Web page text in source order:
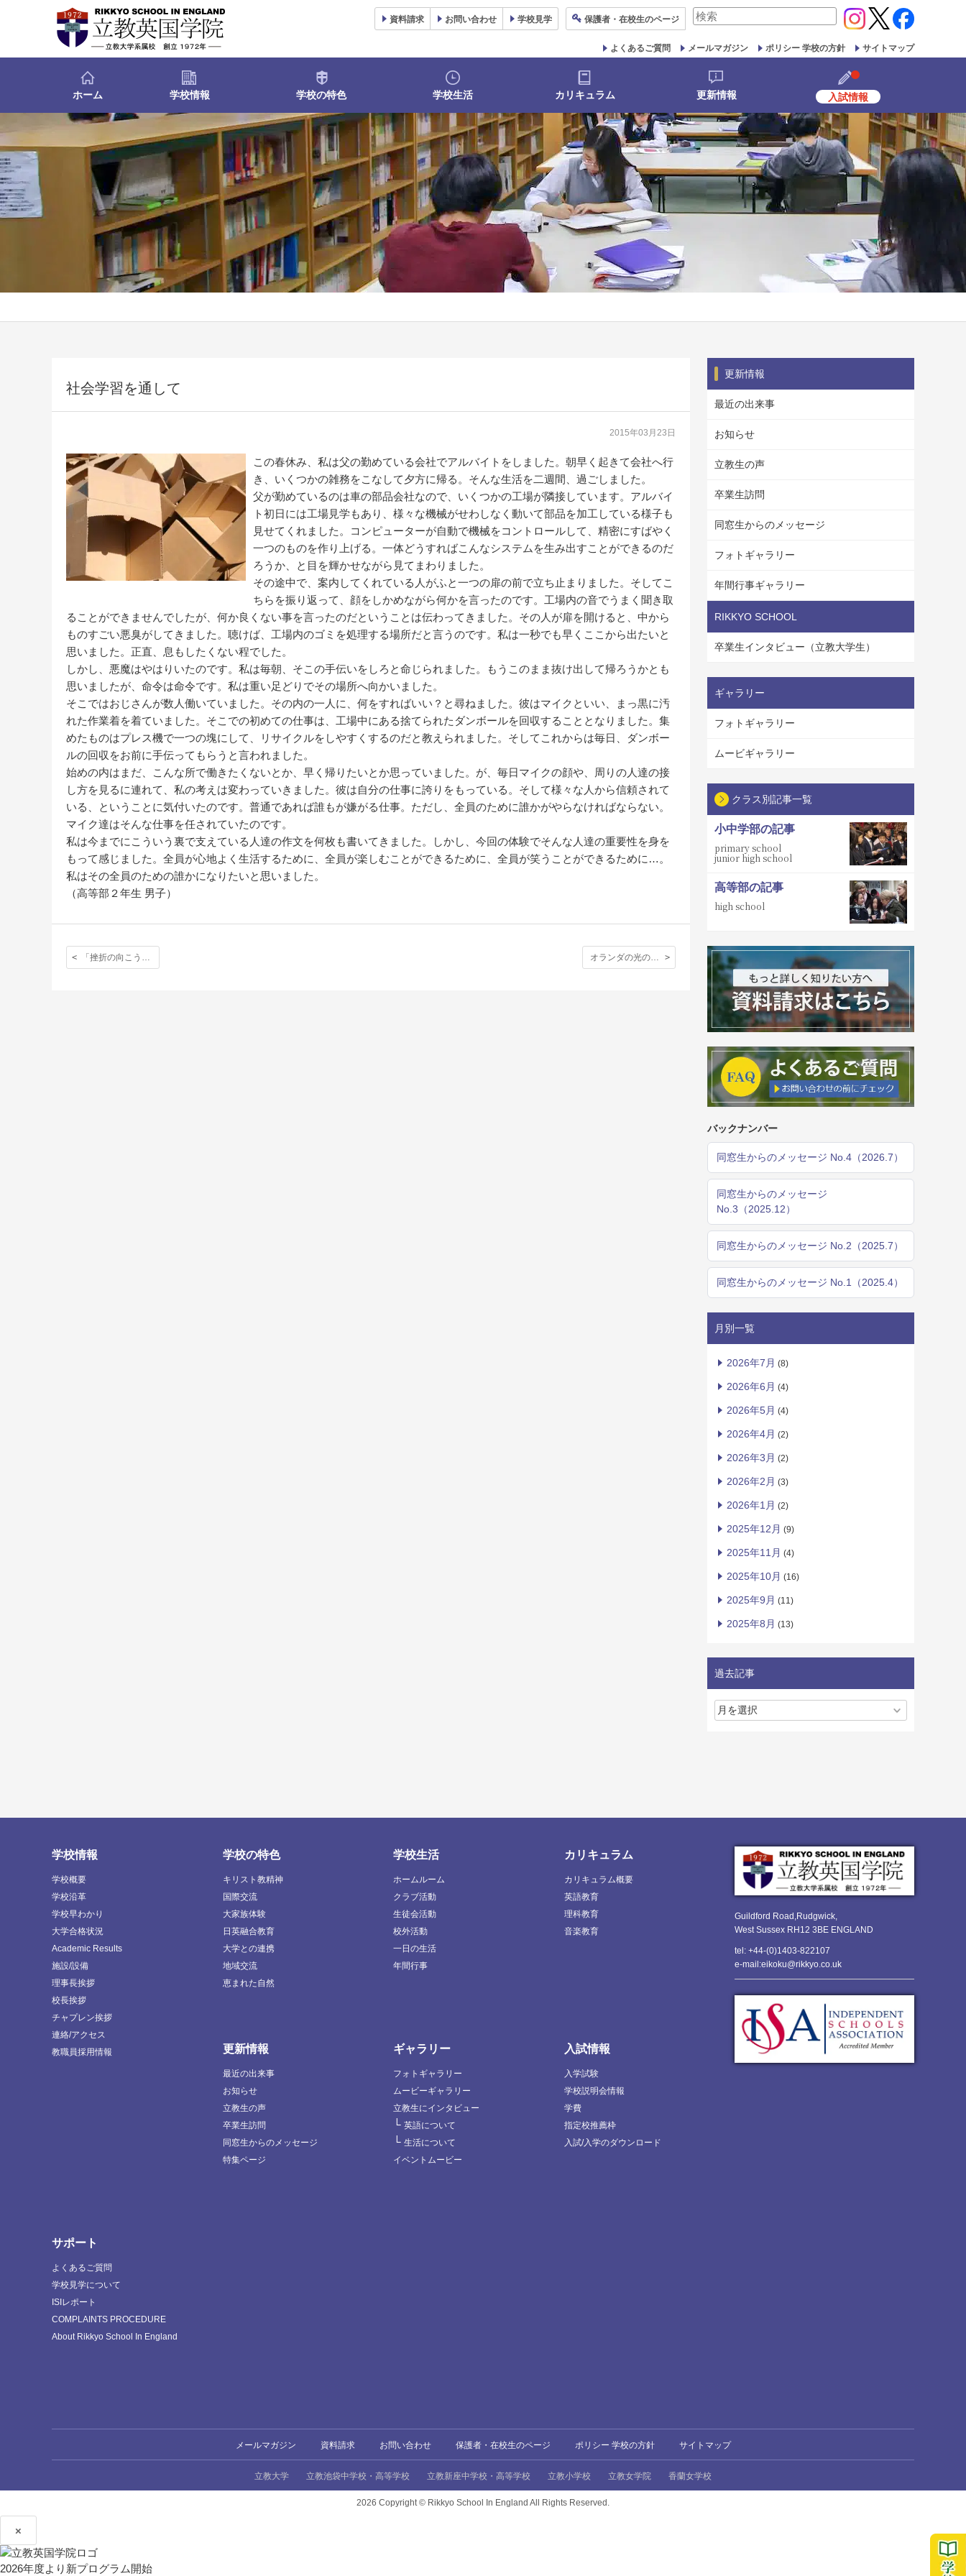
資料請求 お問い合わせ 学校見学 保護者 ・在校生のページ
検
対
象:
よくあるご質問 メールマガジン ポリシー 学校の方針 サイトマップ
ホーム 学校情報 学校の特色 学校生活 カリキュラム 更新情報 入試情報
社会学習を通して
2015年03月23日
この春休み、私は父の勤めている会社でアルバイトをしました。朝早く起きて会社へ行
き、いくつかの雑務をこなして夕方に帰る。そんな生活を二週間、過ごしました。
父が勤めているのは車の部品会社なので、いくつかの工場が隣接しています。アルバイ
ト初日には工場見学もあり、様々な機械がせわしなく動いて部品を加工している様子も
見せてくれました。コンピューターが自動で機械をコントロールして、精密にすばやく
一つのものを作り上げる。一体どうすればこんなシステムを生み出すことができるのだ
ろうか、と目を輝かせながら見てまわりました。
その途中で、案内してくれている人がふと一つの扉の前で立ち止まりました。そしてこ
ちらを振り返って、顔をしかめながら何かを言ったのです。工場内の音でうまく聞き取
ることができませんでしたが、何か良くない事を言ったのだということは伝わってきました。その人が扉を開けると、中から
ものすごい悪臭がしてきました。聴けば、工場内のゴミを処理する場所だと言うのです。私は一秒でも早くここから出たいと
思いました。正直、息もしたくない程でした。
しかし、悪魔はやはりいたのです。私は毎朝、そこの手伝いをしろと命じられました。もうこのまま抜け出して帰ろうかとも
思いましたが、命令は命令です。私は重い足どりでその場所へ向かいました。
そこではおじさんが数人働いていました。その内の一人に、何をすればいい？と尋ねました。彼はマイクといい、まっ黒に汚
れた作業着を着ていました。そこでの初めての仕事は、工場中にある捨てられたダンボールを回収することとなりました。集
めたものはプレス機で一つの塊にして、リサイクルをしやすくするのだと教えられました。そしてこれからは毎日、ダンボー
ルの回収をお前に手伝ってもらうと言われました。
始めの内はまだ、こんな所で働きたくないとか、早く帰りたいとか思っていました。が、毎日マイクの顔や、周りの人達の接
し方を見るに連れて、私の考えは変わっていきました。彼は自分の仕事に誇りをもっている。そして様々な人から信頼されて
いる、ということに気付いたのです。普通であれば誰もが嫌がる仕事。ただし、全員のために誰かがやらなければならない。
マイク達はそんな仕事を任されていたのです。
私は今までにこういう裏で支えている人達の作文を何枚も書いてきました。しかし、今回の体験でそんな人達の重要性を身を
もって感じました。全員が心地よく生活するために、全員が楽しむことができるために、全員が笑うことができるために…。
私はその全員のための誰かになりたいと思いました。
（高等部２年生 男子）
「挫折の向こうにある喜び」〈林 和広 チャプレン〉 オランダの光の巨匠 ～マウリッツハイス美術館とフェルメール～
更新情報
最近の出来事
お知らせ
立教生の声
卒業生訪問
同窓生からのメッセージ
フォトギャラリー
年間行事ギャラリー
RIKKYO SCHOOL
卒業生インタビュー（立教大学生）
ギャラリー
フォトギャラリー
ムービギャラリー
クラス別記事一覧
小中学部の記事
primary school
junior high school
高等部の記事
high school
バックナンバー
同窓生からのメッセージ No.4（2026.7）
同窓生からのメッセージ
No.3（2025.12）
同窓生からのメッセージ No.2（2025.7）
同窓生からのメッセージ No.1（2025.4）
月別一覧
2026年7月 (8)
2026年6月 (4)
2026年5月 (4)
2026年4月 (2)
2026年3月 (2)
2026年2月 (3)
2026年1月 (2)
2025年12月 (9)
2025年11月 (4)
2025年10月 (16)
2025年9月 (11)
2025年8月 (13)
過去記事
Guildford Road,Rudgwick,
West Sussex RH12 3BE ENGLAND
tel: +44-(0)1403-822107
e-mail:eikoku@rikkyo.co.uk
学校情報
学校概要
学校沿革
学校早わかり
大学合格状況
Academic Results
施設/設備
理事長挨拶
校長挨拶
チャプレン挨拶
連絡/アクセス
教職員採用情報
学校の特色
キリスト教精神
国際交流
大家族体験
日英融合教育
大学との連携
地域交流
恵まれた自然
学校生活
ホームルーム
クラブ活動
生徒会活動
校外活動
一日の生活
年間行事
カリキュラム
カリキュラム概要
英語教育
理科教育
音楽教育
更新情報
最近の出来事
お知らせ
立教生の声
卒業生訪問
同窓生からのメッセージ
特集ページ
ギャラリー
フォトギャラリー
ムービーギャラリー
立教生にインタビュー
└ 英語について
└ 生活について
イベントムービー
入試情報
入学試験
学校説明会情報
学費
指定校推薦枠
入試/入学のダウンロード
サポート
よくあるご質問
学校見学について
ISIレポート
COMPLAINTS PROCEDURE
About Rikkyo School In England
メールマガジン 資料請求 お問い合わせ 保護者・在校生のページ ポリシー 学校の方針 サイトマップ
立教大学 立教池袋中学校・高等学校 立教新座中学校・高等学校 立教小学校 立教女学院 香蘭女学校
2026 Copyright © Rikkyo School In England All Rights Reserved.
×
2026年度より新プログラム開始